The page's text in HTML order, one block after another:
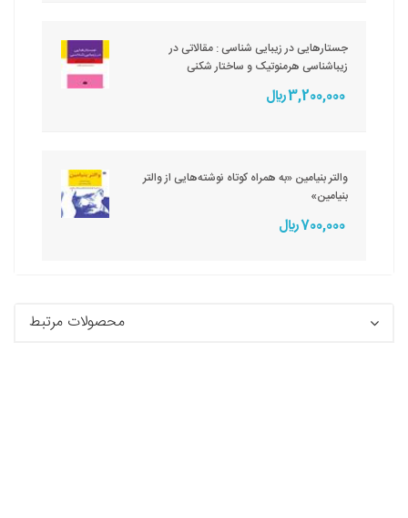
جستارهایی در زیبایی شناسی : مقالاتی در
زیباشناسی هرمنوتیک و ساختار شکنی
3,200,000 ريال
والتر بنیامین «به همراه کوتاه نوشته‌هایی از والتر
بنیامین»
700,000 ريال
محصولات مرتبط